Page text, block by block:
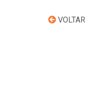
VOLTAR